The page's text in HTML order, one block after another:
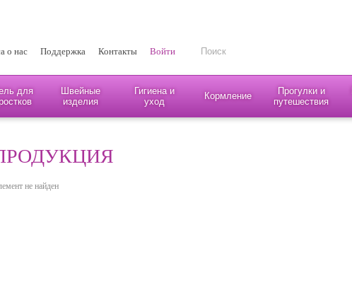
о нас Поддержка Контакты Войти
для
Швейные
изделия
Гигиена и
уход
Кормление
Прогулки и
путешествия
не найден